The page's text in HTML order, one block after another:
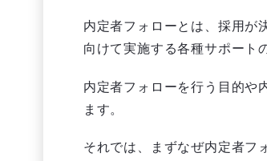
内定者フォローとは、採用が
向けて実施する各種サポート
内定者フォローを行う目的や
ます。
それでは、まずなぜ内定者フ